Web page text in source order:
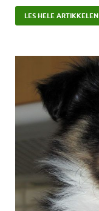
LES HELE ARTIKKELEN